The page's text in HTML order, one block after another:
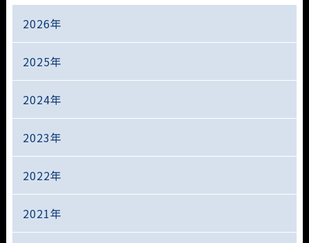
2026年
2025年
2024年
2023年
2022年
2021年